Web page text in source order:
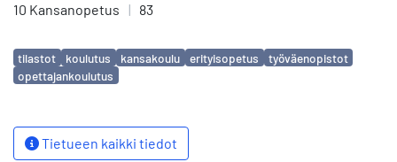
10 Kansanopetus | 83
Avainsanat
tilastot koulutus kansakoulu erityisopetus
työväenopistot
opettajankoulutus
Tietueen kaikki tiedot